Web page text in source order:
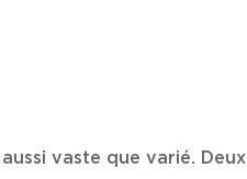
vaste que varié. Deux